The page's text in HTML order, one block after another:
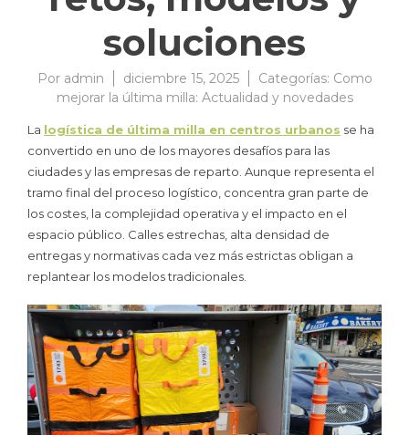
soluciones
Por admin diciembre 15, 2025 Categorías: Como
mejorar la última milla: Actualidad y novedades
La logística de última milla en centros urbanos se ha
convertido en uno de los mayores desafíos para las
ciudades y las empresas de reparto. Aunque representa el
tramo final del proceso logístico, concentra gran parte de
los costes, la complejidad operativa y el impacto en el
espacio público. Calles estrechas, alta densidad de
entregas y normativas cada vez más estrictas obligan a
replantear los modelos tradicionales.